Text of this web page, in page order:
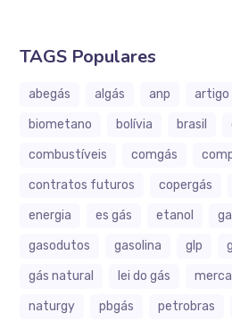
TAGS Populares
abegás algás anp artigo
biometano
bolívia brasil
combustíveis
comgás
contratos futuros
copergás
energia
es gás etanol
gasodutos
gasolina glp
gás natural
lei do gás
naturgy
pbgás petrobras